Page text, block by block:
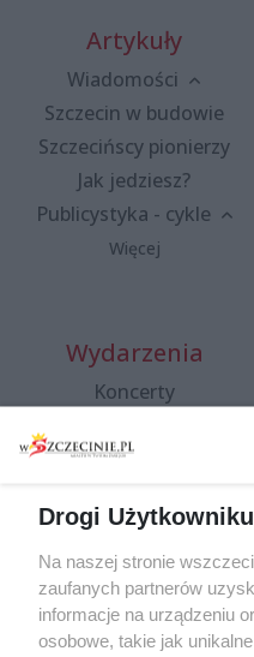
Artykuły
Wiadomości
Szczecin w budowie
Szczecińscy pionierzy
Jak jedziesz?
Publicystyka - cykle
Więcej
Wydarzenia
Koncerty
Spacery i oprowadzania
targi
Wernisaże
Więcej
Drogi
Na naszej stronie
zaufanych partnerów
informacje na urządzeniu
osobowe, takie jak